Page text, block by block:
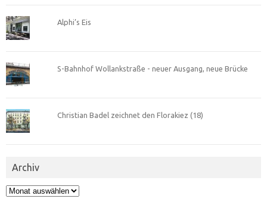
Alphi’s Eis
S-Bahnhof Wollankstraße - neuer Ausgang, neue Brücke
Christian Badel zeichnet den Florakiez (18)
Archiv
Archiv